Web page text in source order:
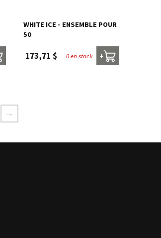
WHITE ICE - ENSEMBLE POUR
50
173,71 $ 0 en stock +
→